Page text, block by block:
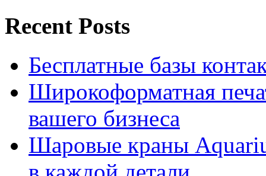
Recent Posts
Бесплатные базы
Широкоформатная
вашего бизнеса
Шаровые краны